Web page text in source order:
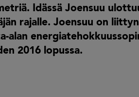
Idässä Joensuu
rajalle. Joensuu on
alan
2016 lopussa.